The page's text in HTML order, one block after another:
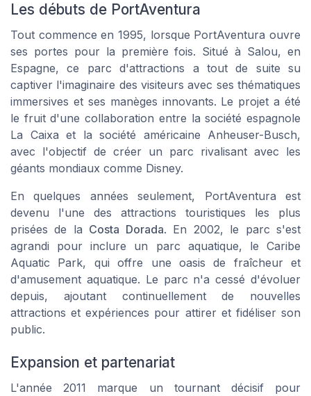
Les débuts de PortAventura
Tout commence en 1995, lorsque PortAventura ouvre
ses portes pour la première fois. Situé à Salou, en
Espagne, ce parc d'attractions a tout de suite su
captiver l'imaginaire des visiteurs avec ses thématiques
immersives et ses manèges innovants. Le projet a été
le fruit d'une collaboration entre la société espagnole
La Caixa et la société américaine Anheuser-Busch,
avec l'objectif de créer un parc rivalisant avec les
géants mondiaux comme Disney.
En quelques années seulement, PortAventura est
devenu l'une des attractions touristiques les plus
prisées de la Costa Dorada. En 2002, le parc s'est
agrandi pour inclure un parc aquatique, le Caribe
Aquatic Park, qui offre une oasis de fraîcheur et
d'amusement aquatique. Le parc n'a cessé d'évoluer
depuis, ajoutant continuellement de nouvelles
attractions et expériences pour attirer et fidéliser son
public.
Expansion et partenariat
L'année 2011 marque un tournant décisif pour